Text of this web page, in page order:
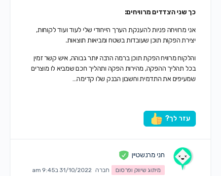
כך שני הצדדים מרוויחים:
אני מרוויחה פניות להענקת הערך הייחודי שלי לעוד ועוד לקוחות,
יצירת הפקות תוכן שעובדות בשטח ומביאות תוצאות.
והלקוח מרוויח הפקת תוכן ברמה הרבה יותר גבוהה,איש קשר זמין
בכל תהליך ההפקה,מהירות הפקה ותהליך חכם שמביא לו מוצרים
שמעיפים את התדמית וחשבון הבנק שלו קדימה…
עזר לך?
חני מרנשטיין
מיתוג שיווק ופרסום חברה 31/10/2022 ב9:45 am